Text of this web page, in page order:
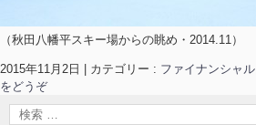
（秋田八幡平スキー場からの眺め・2014.11）
2015年11月2日 | カテゴリー : ファイナンシャル
をどうぞ